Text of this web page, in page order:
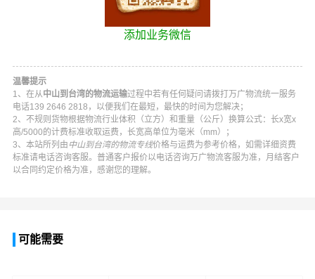
添加业务微信
温馨提示
1、在从中山到台湾的物流运输过程中若有任何疑问请拨打 万广物流统一服务
电话139 2646 2818 ，以便我们在最短，最快的时间为您解决；
2、不规则货物根据物流行业体积（立方）和重量（公斤）换算公式：长x宽x
高/5000的计费标准收取运费，长宽高单位为毫米（mm）；
3、本站所列由 中山到台湾的物流专线价格与运费为参考价格，如需详细资费
标准请电话咨询客服。普通客户报价以电话咨询万广物流客服为准，月结客户
以合同约定价格为准，感谢您的理解。
可能需要